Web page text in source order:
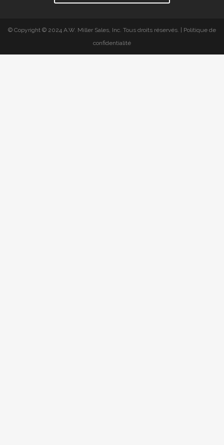
© Copyright © 2024 A.W. Miller Sales, Inc. Tous droits réservés. | Politique de
confidentialité